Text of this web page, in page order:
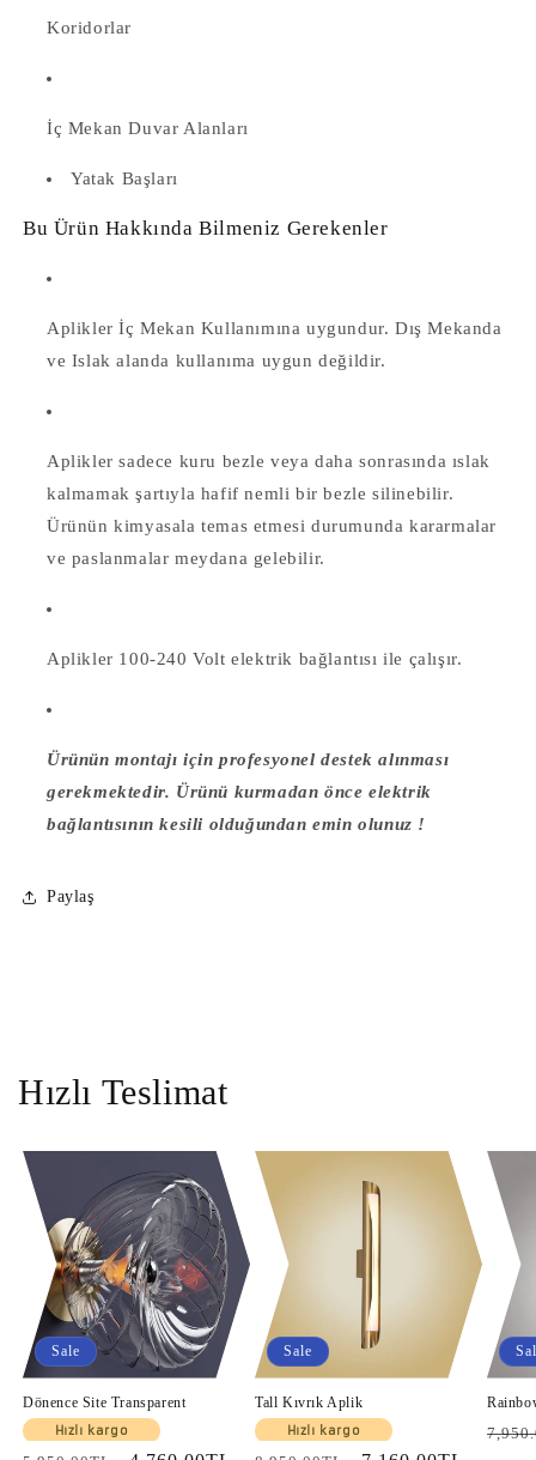
Koridorlar
İç Mekan Duvar Alanları
Yatak Başları
Bu Ürün Hakkında Bilmeniz Gerekenler
Aplikler İç Mekan Kullanımına uygundur. Dış Mekanda
ve Islak alanda kullanıma uygun değildir.
Aplikler sadece kuru bezle veya daha sonrasında ıslak
kalmamak şartıyla hafif nemli bir bezle silinebilir.
Ürünün kimyasala temas etmesi durumunda kararmalar
ve paslanmalar meydana gelebilir.
Aplikler 100-240 Volt elektrik bağlantısı ile çalışır.
Ürünün montajı için profesyonel destek alınması
gerekmektedir. Ürünü kurmadan önce elektrik
bağlantısının kesili olduğundan emin olunuz !
Paylaş
Hızlı Teslimat
Sale
Dönence Site Transparent
Hızlı kargo
Sale
Tall Kıvrık Aplik
Hızlı kargo